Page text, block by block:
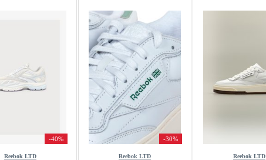
-40%
Reebok LTD
-30%
Reebok LTD
Reebok LTD